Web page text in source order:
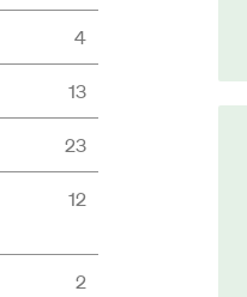
4
13
23
12
2